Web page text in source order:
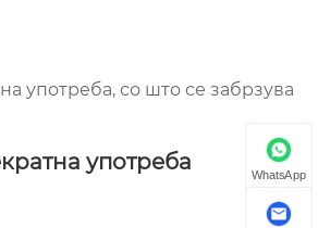
употреба, со што се забрзува
употреба WhatsApp